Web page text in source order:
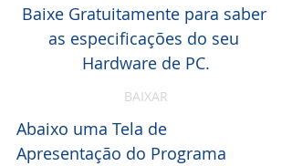
Baixe Gratuitamente para saber
as especificações do seu
Hardware de PC.
BAIXAR
Abaixo uma Tela de
Apresentação do Programa